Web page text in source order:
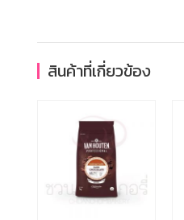
สินค้าที่เกี่ยวข้อง